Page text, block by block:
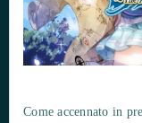
Come accennato in